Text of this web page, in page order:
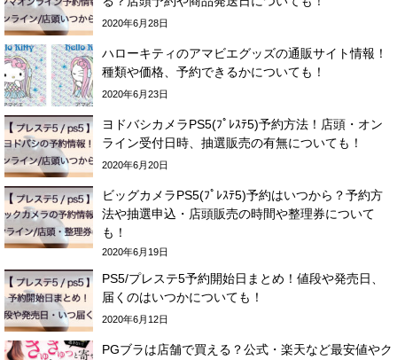
2020年6月28日
ハローキティのアマビエグッズの通販サイト情報！
種類や価格、予約できるかについても！
2020年6月23日
ヨドバシカメラPS5(ﾌﾟﾚｽﾃ5)予約方法！店頭・オン
ライン受付日時、抽選販売の有無についても！
2020年6月20日
ビッグカメラPS5(ﾌﾟﾚｽﾃ5)予約はいつから？予約方
法や抽選申込・店頭販売の時間や整理券について
も！
2020年6月19日
PS5/プレステ5予約開始日まとめ！値段や発売日、
届くのはいつかについても！
2020年6月12日
PGブラは店舗で買える？公式・楽天など最安値やク